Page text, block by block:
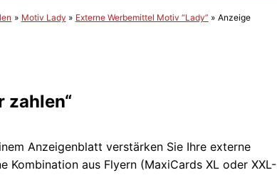
Motiv Lady Externe Werbemittel Motiv “Lady” Anzeige
zahlen“
Anzeigenblatt verstärken Sie Ihre externe
Kombination aus Flyern (MaxiCards XL oder XXL-